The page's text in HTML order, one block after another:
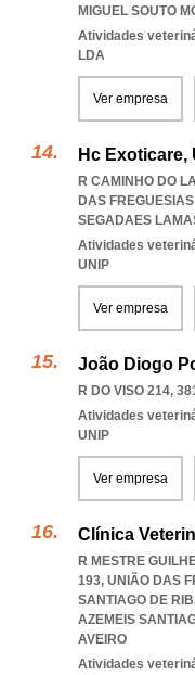
MIGUEL SOUTO
Atividades
LDA
Ver empresa
Hc Exoticare,
R CAMINHO DO
DAS
SEGADAES
Atividades
UNIP
Ver empresa
João Diogo
R DO VISO 214,
Atividades
UNIP
Ver empresa
Clínica
R MESTRE
193, UNIÃO DAS
SANTIAGO DE
AZEMEIS
AVEIRO
Atividades